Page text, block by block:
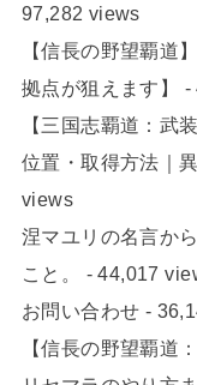
97,282 views
【信長の野望覇道
拠点が狙えます】
-
【三国志覇道：武
位置・取得方法｜
views
涅マユリの名言か
こと。
- 44,017
お問い合わせ -
【信長の野望覇道